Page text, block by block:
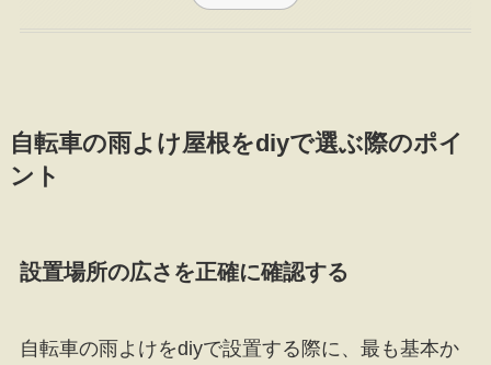
自転車の雨よけ屋根をdiyで選ぶ際のポイ
ント
設置場所の広さを正確に確認する
自転車の雨よけをdiyで設置する際に、最も基本か